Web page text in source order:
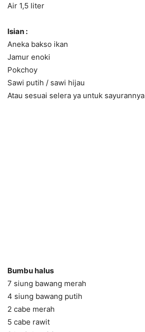
Air 1,5 liter
Isian :
Aneka bakso ikan
Jamur enoki
Pokchoy
Sawi putih / sawi hijau
Atau sesuai selera ya untuk sayurannya
Bumbu halus
7 siung bawang merah
4 siung bawang putih
2 cabe merah
5 cabe rawit